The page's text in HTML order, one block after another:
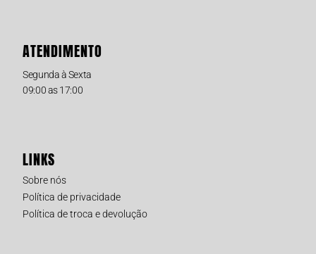
ATENDIMENTO
Segunda à Sexta
09:00 as 17:00
LINKS
Sobre nós
Política de privacidade
Política de troca e devolução